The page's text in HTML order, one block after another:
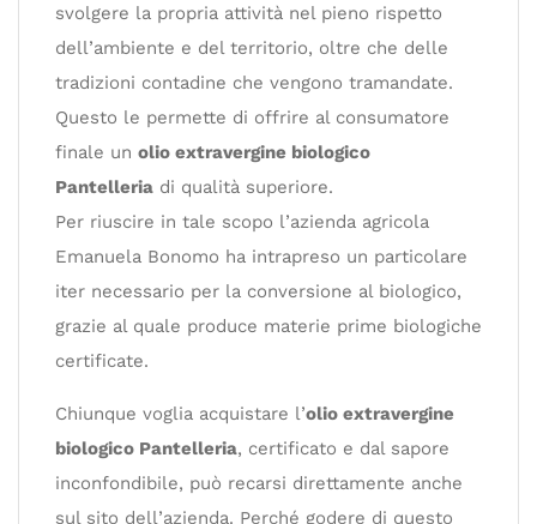
svolgere la propria attività nel pieno rispetto
dell’ambiente e del territorio, oltre che delle
tradizioni contadine che vengono tramandate.
Questo le permette di offrire al consumatore
finale un olio extravergine biologico
Pantelleria di qualità superiore.
Per riuscire in tale scopo l’azienda agricola
Emanuela Bonomo ha intrapreso un particolare
iter necessario per la conversione al biologico,
grazie al quale produce materie prime biologiche
certificate.
Chiunque voglia acquistare l’olio extravergine
biologico Pantelleria, certificato e dal sapore
inconfondibile, può recarsi direttamente anche
sul sito dell’azienda. Perché godere di questo